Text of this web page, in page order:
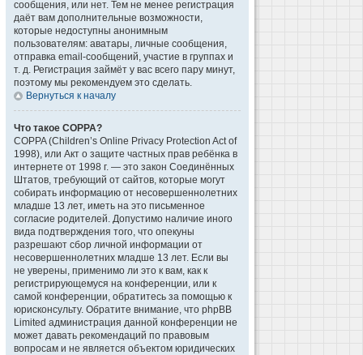
сообщения, или нет. Тем не менее регистрация
даёт вам дополнительные возможности,
которые недоступны анонимным
пользователям: аватары, личные сообщения,
отправка email-сообщений, участие в группах и
т. д. Регистрация займёт у вас всего пару минут,
поэтому мы рекомендуем это сделать.
Вернуться к началу
Что такое COPPA?
COPPA (Children’s Online Privacy Protection Act of
1998), или Акт о защите частных прав ребёнка в
интернете от 1998 г. — это закон Соединённых
Штатов, требующий от сайтов, которые могут
собирать информацию от несовершеннолетних
младше 13 лет, иметь на это письменное
согласие родителей. Допустимо наличие иного
вида подтверждения того, что опекуны
разрешают сбор личной информации от
несовершеннолетних младше 13 лет. Если вы
не уверены, применимо ли это к вам, как к
регистрирующемуся на конференции, или к
самой конференции, обратитесь за помощью к
юрисконсульту. Обратите внимание, что phpBB
Limited администрация данной конференции не
может давать рекомендаций по правовым
вопросам и не является объектом юридических